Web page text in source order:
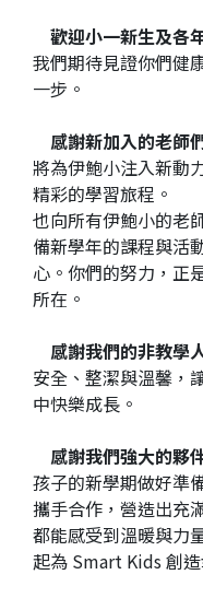
parents
歡迎小一新生及各
我們期待見證你們健
一步。
感謝新加入的老師
將為伊鮑小注入新動
精彩的學習旅程。
也向所有伊鮑小的老
備新學年的課程與活
心。你們的努力，正
所在。
感謝我們的非教學
安全、整潔與溫馨，
中快樂成長。
感謝我們強大的夥
孩子的新學期做好準
攜手合作，營造出充
都能感受到溫暖與力
起為 Smart Kids 創